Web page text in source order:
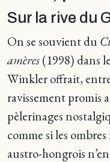
Sur la rive du
On se souvient du
amères(1998) dans
Winkler offrait,
ravissement promis
pèlerinages
comme si les
austro-hongrois